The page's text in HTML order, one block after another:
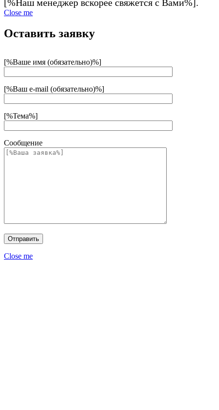
[%Наш менеджер вскорее свяжется с Вами%].
Close me
Оставить заявку
[%Ваше имя (обязательно)%]
[%Ваш e-mail (обязательно)%]
[%Тема%]
Сообщение
Close me